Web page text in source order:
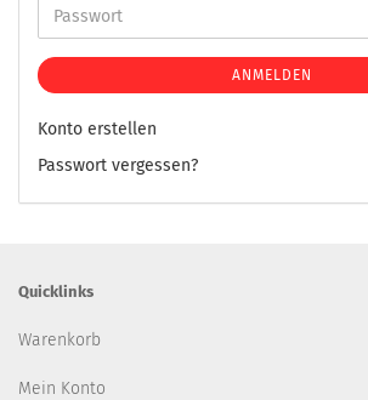
ANMELDEN
Konto erstellen
Passwort vergessen?
Quicklinks
Warenkorb
Mein Konto